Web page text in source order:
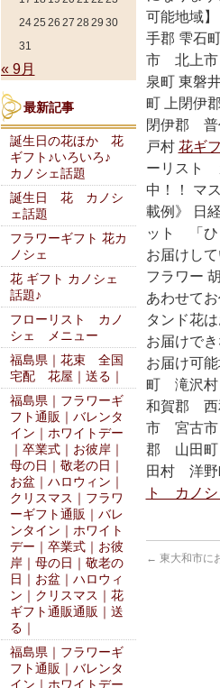
可能地域
手郡 雫
市 北上市
泉町 東磐
町 上閉伊
閉伊郡
戸村 花ギ
ーリスト
中！！ マ
載例》 日
ット 「ひ
お届けし
フラワー
あわせて
タンド花
お届けで
お届け可
町 滝沢
和賀郡 西
市 宮古市
郡 山田
田村 洋
ト カノシ
← 東大和市
2425 26 27 28 29 30
31
« 9月
最新記事
誕生日の花ほか 花
ギフト♪いろいろ♪
カノシェ話題
誕生日 花 カノシ
ェ話題
フラワーギフト 花カ
ノシェ
花 ギフト カノシェ
話題♪
フローリスト カノ
シェ メニュー
福島県｜花束 全国
宅配 花屋｜送る｜
福島県｜フラワーギ
フト通販｜バレンタ
イン｜ホワイトデー
｜卒業式｜お彼岸｜
母の日｜敬老の日｜
お盆｜ハロウィン｜
クリスマス｜フラワ
ーギフト通販｜バレ
ンタイン｜ホワイト
デー｜卒業式｜お彼
岸｜母の日｜敬老の
日｜お盆｜ハロウィ
ン｜クリスマス｜花
ギフト通販通販｜送
る｜
福島県｜フラワーギ
フト通販｜バレンタ
イン｜ホワイトデー